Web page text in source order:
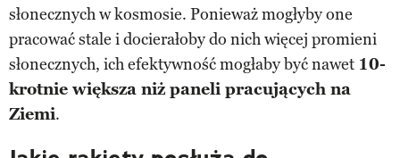
słonecznych w kosmosie. Ponieważ mogłyby one
pracować stale i docierałoby do nich więcej promieni
słonecznych, ich efektywność mogłaby być nawet 10-
krotnie większa niż paneli pracujących na
Ziemi.